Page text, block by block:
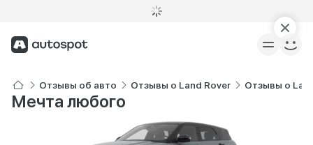
Отзывы об авто Отзывы о Land Rover Отзывы о
Мечта любого